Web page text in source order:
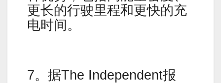
更长的行驶里程和更快的充
电时间。
7。据The Independent报